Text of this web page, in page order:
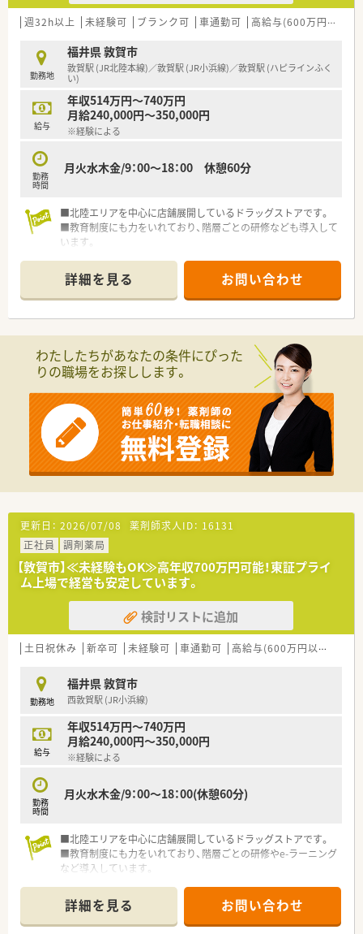
域は多種多様です。
■在宅実施店舗は年々増加しており、在宅医療へもしっかりと関
■育児休暇は3歳まで取得が可能で、時短制度は小学5年生まで
時短勤務ができるよう変更予定です。
■年間休日が120日とワークライフバランスが整っています
■日用品から常備薬まで、従業員割引制度など嬉しいメリットも
たくさんあります！
週32h以上 未経験可 ブランク可 車通勤可 高給与(600万円以上)
勤務地
福井県 敦賀市
敦賀駅 (JR北陸本線)／敦賀駅 (JR小浜線)／敦賀駅 (ハピラインふく
い)
給与
年収514万円～740万円
月給240,000円～350,000円
※経験による
勤務
時間
月火水木金/9：00～18：00 休憩60分
■北陸エリアを中心に店舗展開しているドラッグストアです。
■教育制度にも力をいれており、階層ごとの研修なども導入して
います。
詳細を見る お問い合わせ
わたしたちがあなたの条件にぴった
りの職場をお探しします。
更新日： 2026/07/08 薬剤師求人ID： 16131
正社員
調剤薬局
【敦賀市】≪未経験もOK≫高年収700万円可能！東証プライ
ム上場で経営も安定しています。
検討リストに追加
土日祝休み 新卒可 未経験可 車通勤可 高給与(600万円以上)
勤務地
福井県 敦賀市
西敦賀駅 (JR小浜線)
給与
年収514万円～740万円
月給240,000円～350,000円
※経験による
勤務
時間
月火水木金/9：00～18：00(休憩60分)
■北陸エリアを中心に店舗展開しているドラッグストアです。
■教育制度にも力をいれており、階層ごとの研修やe-ラーニング
など導入しています。
詳細を見る お問い合わせ